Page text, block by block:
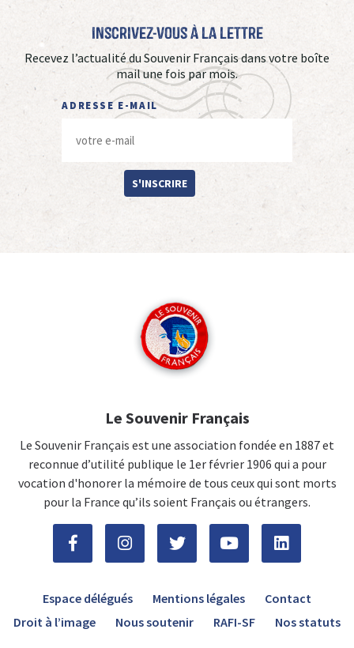
Inscrivez-vous à La Lettre
Recevez l’actualité du Souvenir Français dans votre boîte
mail une fois par mois.
ADRESSE E-MAIL
S'INSCRIRE
Le Souvenir Français
Le Souvenir Français est une association fondée en 1887 et
reconnue d’utilité publique le 1er février 1906 qui a pour
vocation d'honorer la mémoire de tous ceux qui sont morts
pour la France qu’ils soient Français ou étrangers.
Espace délégués Mentions légales
Contact
Droit à l’image
Nous soutenir RAFI-SF Nos statuts